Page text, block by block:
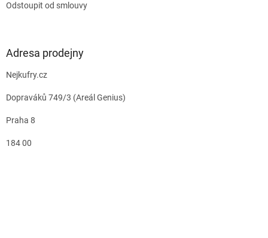
Odstoupit od smlouvy
Adresa prodejny
Nejkufry.cz
Dopraváků 749/3 (Areál Genius)
Praha 8
184 00